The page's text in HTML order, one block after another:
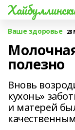
Ваше здоровье 28
полезно
Вновь
кухонь»
и матерей
качественным